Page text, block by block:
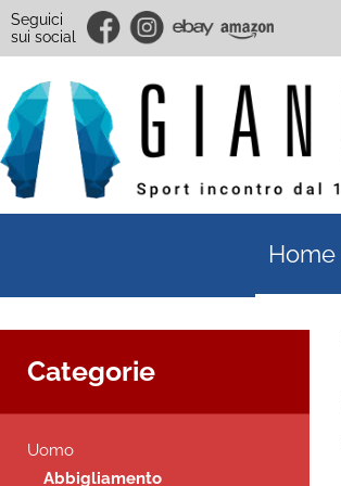
Seguici
sui social
Home
Categorie
Uomo
Abbigliamento